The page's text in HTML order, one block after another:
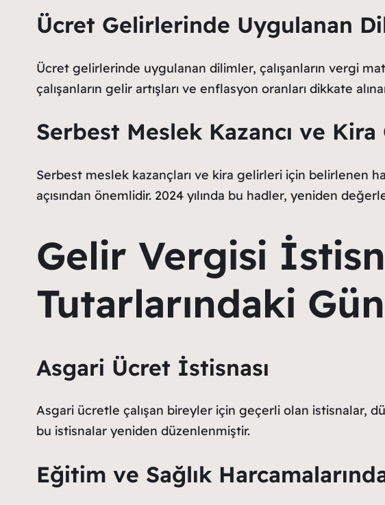
Ücret Gelirlerinde Uygulanan
Ücret gelirlerinde uygulanan dilimler, çalışanların vergi
çalışanların gelir artışları ve enflasyon oranları dikkate
Serbest Meslek Kazancı ve
Serbest meslek kazançları ve kira gelirleri için belirlenen
açısından önemlidir. 2024 yılında bu hadler, yeniden
Gelir Vergisi
Tutarlarındaki
Asgari Ücret İstisnası
Asgari ücretle çalışan bireyler için geçerli olan istisnalar,
bu istisnalar yeniden düzenlenmiştir.
Eğitim ve Sağlık